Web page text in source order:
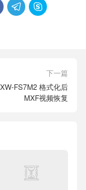
 
下一篇
FS7M2 格式化后
MXF视频恢复